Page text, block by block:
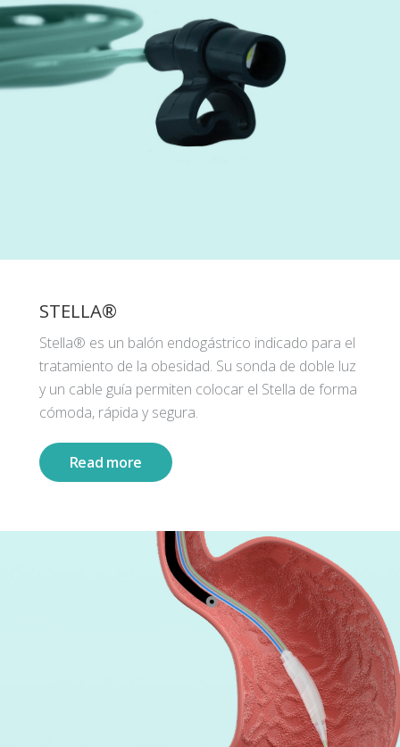
STELLA®
Stella® es un balón endogástrico indicado para el
tratamiento de la obesidad. Su sonda de doble luz
y un cable guía permiten colocar el Stella de forma
cómoda, rápida y segura.
Read more